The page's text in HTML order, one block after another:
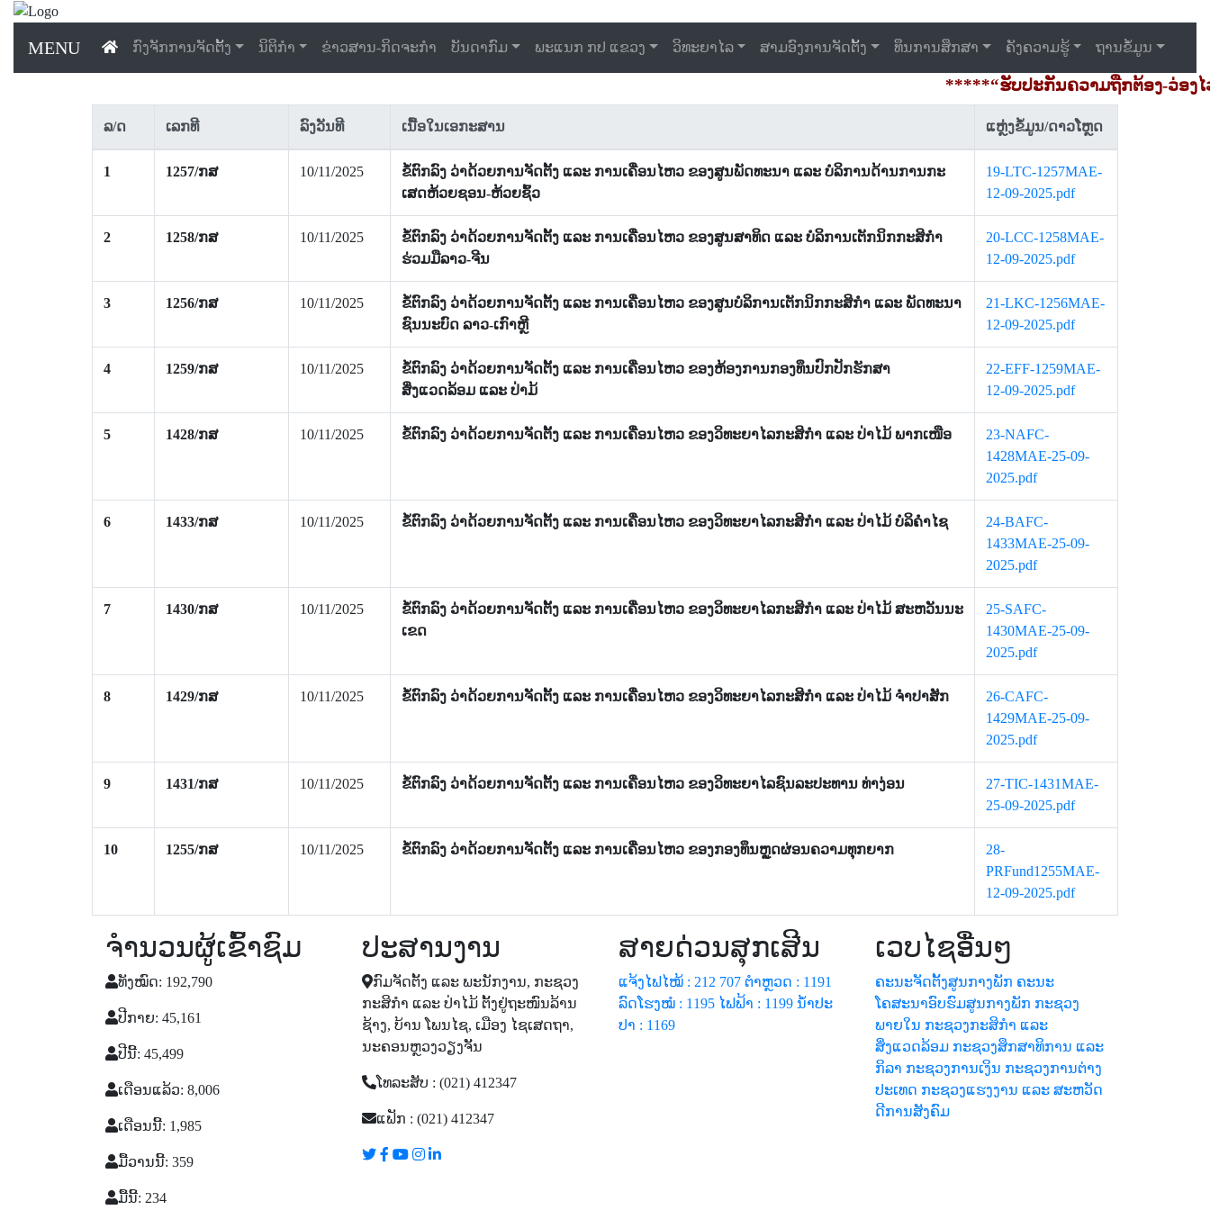
MENU ກົງຈັກການຈັດຕັ້ງ ນິຕິກຳ ຂ່າວສານ-ກິດຈະກຳ ບັນດາກົມ ພະແນກ ກປ ແຂວງ ວິທະຍາໄລ ສາມອົງການຈັດຕັ້ງ ທຶນການສຶກສາ ຄັງຄວາມຮູ້ ຖານຂໍ້ມູນ
*****“ຮັບປະກັນຄວາມຖືກຕ້ອງ-ວ່ອງໄວ
ລ/ດ ເລກທີ ລົງວັນທີ ເນື້ອໃນເອກະສານ ແຫຼ່ງຂໍ້ມູນ/ດາວໂຫຼດ
1 1257/ກສ 10/11/2025
ຂໍ້ຕົກລົງ ວ່າດ້ວຍການຈັດຕັ້ງ ແລະ ການເຄື່ອນໄຫວ ຂອງສູນພັດທະນາ ແລະ ບໍລິການດ້ານການກະ
ເສດຫ້ວຍຊອນ-ຫ້ວຍຊົ້ວ
19-LTC-1257MAE-
12-09-2025.pdf
2 1258/ກສ 10/11/2025
ຂໍ້ຕົກລົງ ວ່າດ້ວຍການຈັດຕັ້ງ ແລະ ການເຄື່ອນໄຫວ ຂອງສູນສາທິດ ແລະ ບໍລິການເຕັກນິກກະສິກຳ
ຮ່ວມມືລາວ-ຈີນ
20-LCC-1258MAE-
12-09-2025.pdf
3 1256/ກສ 10/11/2025
ຂໍ້ຕົກລົງ ວ່າດ້ວຍການຈັດຕັ້ງ ແລະ ການເຄື່ອນໄຫວ ຂອງສູນບໍລິການເຕັກນິກກະສິກຳ ແລະ ພັດທະນາ
ຊົນນະບົດ ລາວ-ເກົາຫຼີ
21-LKC-1256MAE-
12-09-2025.pdf
4 1259/ກສ 10/11/2025
ຂໍ້ຕົກລົງ ວ່າດ້ວຍການຈັດຕັ້ງ ແລະ ການເຄື່ອນໄຫວ ຂອງຫ້ອງການກອງທຶນປົກປັກຮັກສາ
ສິ່ງແວດລ້ອມ ແລະ ປ່າມ້
22-EFF-1259MAE-
12-09-2025.pdf
5 1428/ກສ 10/11/2025 ຂໍ້ຕົກລົງ ວ່າດ້ວຍການຈັດຕັ້ງ ແລະ ການເຄື່ອນໄຫວ ຂອງວິທະຍາໄລກະສິກໍາ ແລະ ປ່າໄມ້ ພາກເໜືອ
23-NAFC-
1428MAE-25-09-
2025.pdf
6 1433/ກສ 10/11/2025 ຂໍ້ຕົກລົງ ວ່າດ້ວຍການຈັດຕັ້ງ ແລະ ການເຄື່ອນໄຫວ ຂອງວິທະຍາໄລກະສິກຳ ແລະ ປ່າໄມ້ ບໍລິຄຳໄຊ
24-BAFC-
1433MAE-25-09-
2025.pdf
7 1430/ກສ 10/11/2025
ຂໍ້ຕົກລົງ ວ່າດ້ວຍການຈັດຕັ້ງ ແລະ ການເຄື່ອນໄຫວ ຂອງວິທະຍາໄລກະສິກຳ ແລະ ປ່າໄມ້ ສະຫວັນນະ
ເຂດ
25-SAFC-
1430MAE-25-09-
2025.pdf
8 1429/ກສ 10/11/2025 ຂໍ້ຕົກລົງ ວ່າດ້ວຍການຈັດຕັ້ງ ແລະ ການເຄື່ອນໄຫວ ຂອງວິທະຍາໄລກະສິກຳ ແລະ ປ່າໄມ້ ຈຳປາສັກ
26-CAFC-
1429MAE-25-09-
2025.pdf
9 1431/ກສ 10/11/2025 ຂໍ້ຕົກລົງ ວ່າດ້ວຍການຈັດຕັ້ງ ແລະ ການເຄື່ອນໄຫວ ຂອງວິທະຍາໄລຊົນລະປະທານ ທ່າງ່ອນ
27-TIC-1431MAE-
25-09-2025.pdf
10 1255/ກສ 10/11/2025 ຂໍ້ຕົກລົງ ວ່າດ້ວຍການຈັດຕັ້ງ ແລະ ການເຄື່ອນໄຫວ ຂອງກອງທຶນຫຼູດຜ່ອນຄວາມທຸກຍາກ
28-
PRFund1255MAE-
12-09-2025.pdf
ຈຳນວນຜູ້ເຂົ້າຊົມ
ທັງໝົດ: 192,790
ປີກາຍ: 45,161
ປີນີ້: 45,499
ເດືອນແລ້ວ: 8,006
ເດືອນນີ້: 1,985
ມື້ວານນີ້: 359
ມື້ນີ້: 234
ປະສານງານ
ກົມຈັດຕັ້ງ ແລະ ພະນັກງານ, ກະຊວງ
ກະສິກໍາ ແລະ ປ່າໄມ້ ຕັ້ງຢູ່ຖະໜົນລ້ານ
ຊ້າງ, ບ້ານ ໂພນໄຊ, ເມືອງ ໄຊເສດຖາ,
ນະຄອນຫຼວງວຽງຈັັນ
ໂທລະສັບ : (021) 412347
ແຟັກ : (021) 412347
ສາຍດ່ວນສຸກເສີນ
ແຈ້ງໄຟໄໝ້ : 212 707 ຕຳຫຼວດ : 1191
ລົດໂຮງໝໍ : 1195 ໄຟຟ້າ : 1199 ນ້ຳປະ
ປາ : 1169
ເວບໄຊອື່ນໆ
ຄະນະຈັດຕັ້ງສູນກາງພັກ ຄະນະ
ໂຄສະນາອົບຮົມສູນກາງພັກ ກະຊວງ
ພາຍໃນ ກະຊວງກະສິກຳ ແລະ
ສິ່ງແວດລ້ອມ ກະຊວງສຶກສາທິການ ແລະ
ກິລາ ກະຊວງການເງິນ ກະຊວງການຕ່າງ
ປະເທດ ກະຊວງແຮງງານ ແລະ ສະຫວັດ
ດີການສັງຄົມ